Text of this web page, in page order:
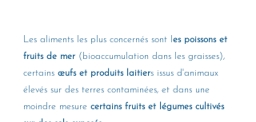
Les aliments les plus concernés sont l es poissons et
fruits de mer (bioaccumulation dans les graisses),
certains œufs et produits laitiers issus d'animaux
élevés sur des terres contaminées, et dans une
moindre mesure certains fruits et légumes cultivés